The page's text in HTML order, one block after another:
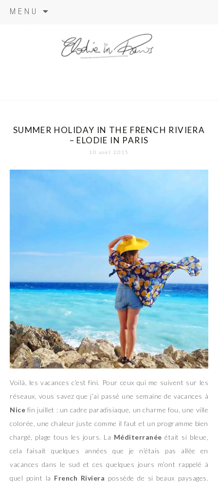
MENU
SUMMER HOLIDAY IN THE FRENCH RIVIERA
– ELODIE IN PARIS
10 août 2015
Voilà, les vacances c’est fini. Pour ceux qui me suivent sur les
réseaux, vous savez que j’ai passé une semaine de vacances à
Nice fin juillet : un cadre paradisiaque, un charme fou, une ville
colorée, une chaleur juste comme il faut et un programme bien
chargé, plage tous les jours. La Méditerranée était si bleue,
cela faisait quelques années que je n’étais pas allée en
vacances dans le sud et ces quelques jours m’ont rappelé à
quel point la French Riviera possède de si beaux paysages.